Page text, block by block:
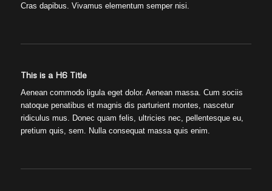
Cras dapibus. Vivamus elementum semper nisi.
This is a H6 Title
Aenean commodo ligula eget dolor. Aenean massa. Cum sociis
natoque penatibus et magnis dis parturient montes, nascetur
ridiculus mus. Donec quam felis, ultricies nec, pellentesque eu,
pretium quis, sem. Nulla consequat massa quis enim.